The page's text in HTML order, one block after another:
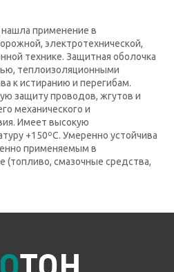
применение в
электротехнической,
технике. Защитная оболочка
теплоизоляционными
к истиранию и перегибам.
защиту проводов, жгутов и
механического и
Имеет высокую
+150ºС. Умеренно устойчива
применяемым в
(топливо, смазочные средства,